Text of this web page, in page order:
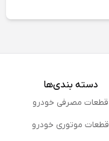
دسته بندی‌ها
قطعات مصرفی خودرو
قطعات موتوری خودرو